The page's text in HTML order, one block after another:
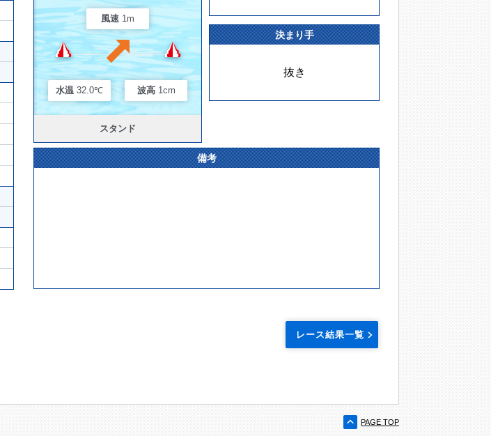
風速 1m
水温 32.0℃ 波高 1cm
スタンド
決まり手
抜き
備考
レース結果一覧
PAGE TOP